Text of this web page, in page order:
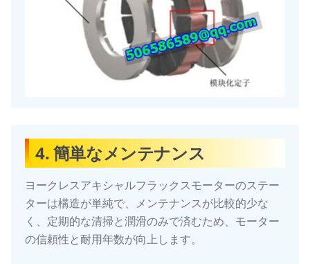
4. 簡単なメンテナンス
ヨークレスアキシャルフラックスモーターのステー
ターは構造が単純で、メンテナンスが比較的少な
く、定期的な清掃と潤滑のみで済むため、モーター
の信頼性と耐用年数が向上します。